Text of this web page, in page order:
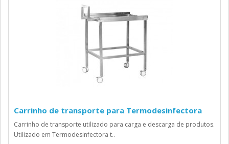
Carrinho de transporte para Termodesinfectora
Carrinho de transporte utilizado para carga e descarga de produtos.
Utilizado em Termodesinfectora t..